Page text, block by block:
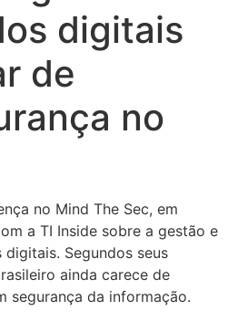
digitais
de
no
no Mind The Sec, em
a TI Inside sobre a gestão e
Segundos seus
ainda carece de
segurança da informação.